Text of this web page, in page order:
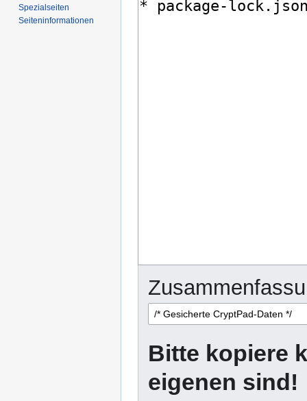
Bitte kopiere
eigenen sind!
Spezialseiten
Seiten­­informationen